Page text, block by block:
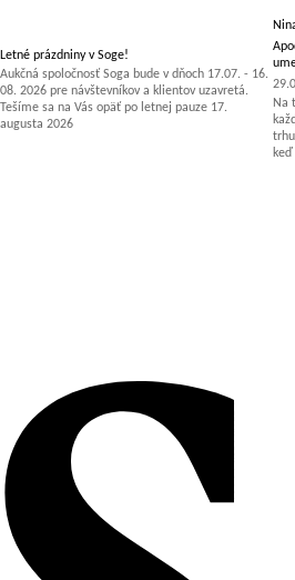
Letné prázdniny v Soge!
Aukčná spoločnosť Soga bude v dňoch 17.07. - 16.
08. 2026 pre návštevníkov a klientov uzavretá.
Tešíme sa na Vás opäť po letnej pauze 17.
augusta 2026
Na